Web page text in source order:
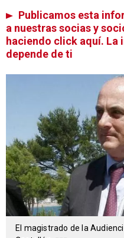
Publicamos esta
a nuestras socias y
haciendo click aquí.
depende de ti
El magistrado de la